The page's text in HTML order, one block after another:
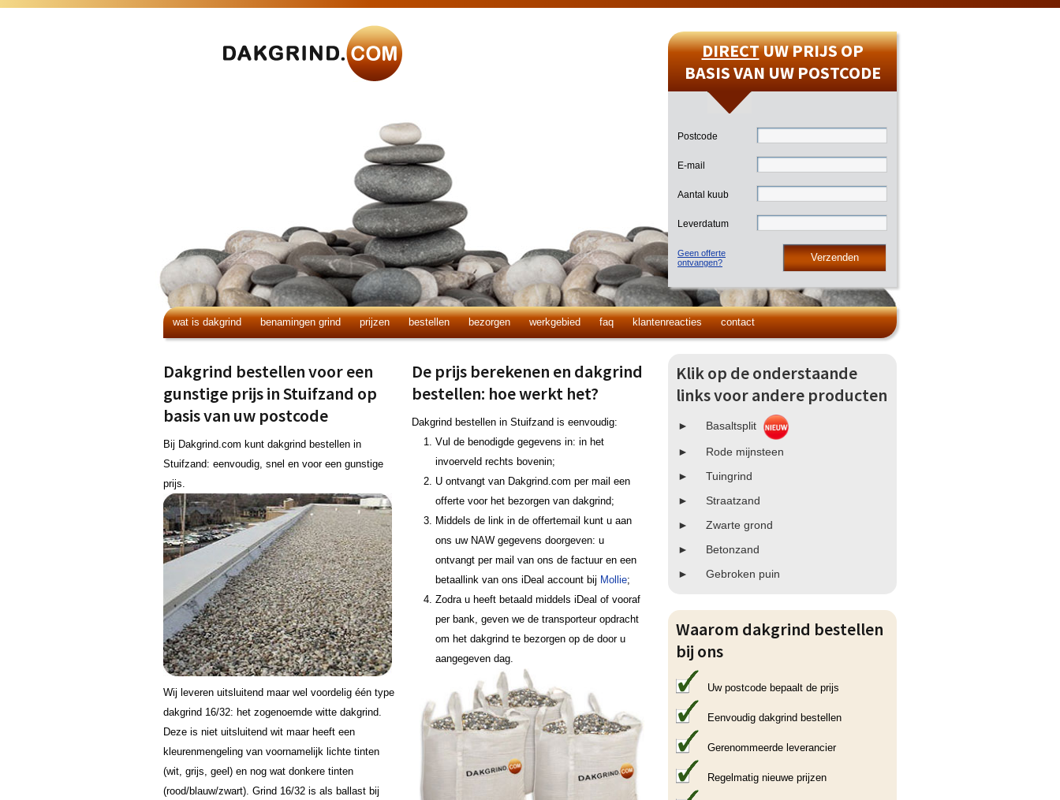
DIRECTUW PRIJS OP
BASIS VAN UW POSTCODE
Geen offerte
ontvangen?
Postcode
E-mail
Aantal kuub
Leverdatum
wat is dakgrind benamingen grind prijzen bestellen bezorgen werkgebied faq klantenreacties contact
Dakgrind bestellen voor een
gunstige prijs in Stuifzand op
basis van uw postcode
Bij Dakgrind.com kunt dakgrind bestellen in
Stuifzand: eenvoudig, snel en voor een gunstige
prijs.
Wij leveren uitsluitend maar wel voordelig één type
dakgrind 16/32: het zogenoemde witte dakgrind.
Deze is niet uitsluitend wit maar heeft een
kleurenmengeling van voornamelijk lichte tinten
(wit, grijs, geel) en nog wat donkere tinten
(rood/blauw/zwart). Grind 16/32 is als ballast bij
De prijs berekenen en dakgrind
bestellen: hoe werkt het?
Dakgrind bestellen in Stuifzand is eenvoudig:
Vul de benodigde gegevens in: in het
invoerveld rechts bovenin;
U ontvangt van Dakgrind.com per mail een
offerte voor het bezorgen van dakgrind;
Middels de link in de offertemail kunt u aan
ons uw NAW gegevens doorgeven: u
ontvangt per mail van ons de factuur en een
betaallink van ons iDeal account bij Mollie;
Zodra u heeft betaald middels iDeal of vooraf
per bank, geven we de transporteur opdracht
om het dakgrind te bezorgen op de door u
aangegeven dag.
Klik op de onderstaande
links voor andere producten
Basaltsplit
Rode mijnsteen
Tuingrind
Straatzand
Zwarte grond
Betonzand
Gebroken puin
Waarom dakgrind bestellen
bij ons
Uw postcode bepaalt de prijs
Eenvoudig dakgrind bestellen
Gerenommeerde leverancier
Regelmatig nieuwe prijzen